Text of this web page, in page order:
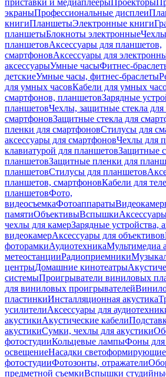
приставки и медиаплеерыПроекторы
экраныПрофессиональные дисплеи
книгиПланшетыЭлектронные книги
планшетыБлокноты электронные
планшетовАксессуары для планшетов,
смартфоновАксессуары для
аксессуарыУмные часыФитнес-
детскиеУмные часы, фитнес-браслеты
для умных часовКабели для умных
смартфонов, планшетовЗарядные
планшетовЧехлы, защитные стекла для
смартфоновЗащитные стекла для
пленки для смартфоновСтилусы для
аксессуары для смартфоновЧехлы для
клавиатурой для планшетовЗащитные
планшетовЗащитные пленки для
планшетовСтилусы для планшетов
планшетов, смартфоновКабели для
планшетовФото,
видеосъемкаФотоаппараты
памятиОбъективыВспышки
чехлы для камерЗарядные устройства,
видеокамерАксессуары для объективов
фоторамкиАудиотехникаМультимедиа
метеостанцииРадиоприемники
центрыДомашние кинотеатры
системыПроигрыватели виниловых
для виниловых проигрывателей
пластинкиИнсталляционная акустика
усилителиАксессуары для
акустикиАкустические кабели
акустикиСумки, чехлы для акустики
фотостудииКольцевые лампыФоны для
освещениеНасадки
фотостудииФотозонты, отражатели
предметной съемкиВспышки